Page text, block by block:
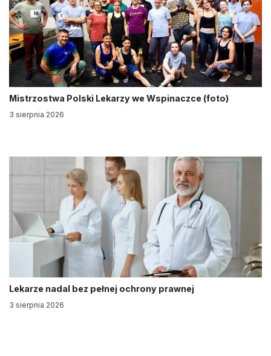
Mistrzostwa Polski Lekarzy we Wspinaczce (foto)
3 sierpnia 2026
Lekarze nadal bez pełnej ochrony prawnej
3 sierpnia 2026